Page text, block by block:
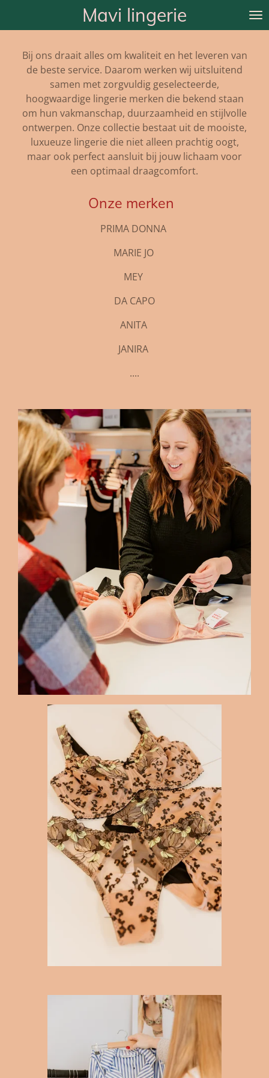
hoofdinhoud
Mavi lingerie
Bij ons draait alles om kwaliteit en het leveren van
de beste service. Daarom werken wij uitsluitend
samen met zorgvuldig geselecteerde,
hoogwaardige lingerie merken die bekend staan
om hun vakmanschap, duurzaamheid en stijlvolle
ontwerpen. Onze collectie bestaat uit de mooiste,
luxueuze lingerie die niet alleen prachtig oogt,
maar ook perfect aansluit bij jouw lichaam voor
een optimaal draagcomfort.
Onze merken
PRIMA DONNA
MARIE JO
MEY
DA CAPO
ANITA
JANIRA
....